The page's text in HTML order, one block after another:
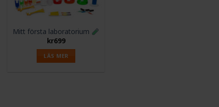
Mitt första laboratorium
kr699
LÄS MER